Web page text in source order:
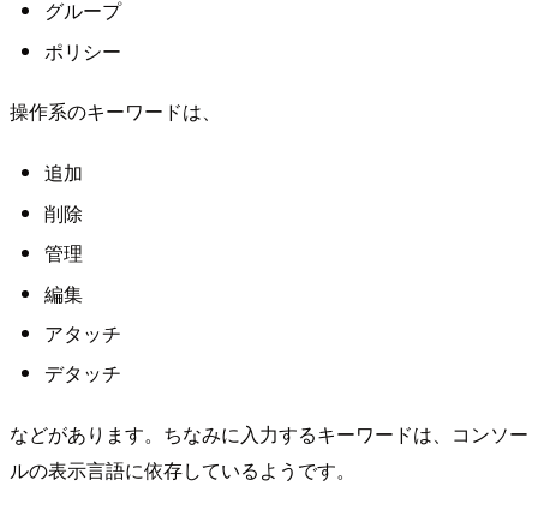
グループ
ポリシー
操作系のキーワードは、
追加
削除
管理
編集
アタッチ
デタッチ
などがあります。ちなみに入力するキーワードは、コンソー
ルの表示言語に依存しているようです。